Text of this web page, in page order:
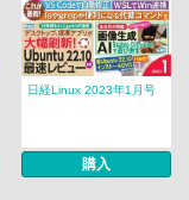
日経Linux 2023年1月号
購入